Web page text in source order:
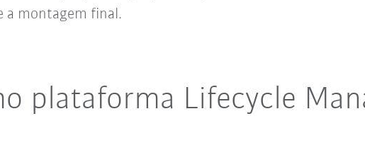
a montagem final.
plataforma Lifecycle